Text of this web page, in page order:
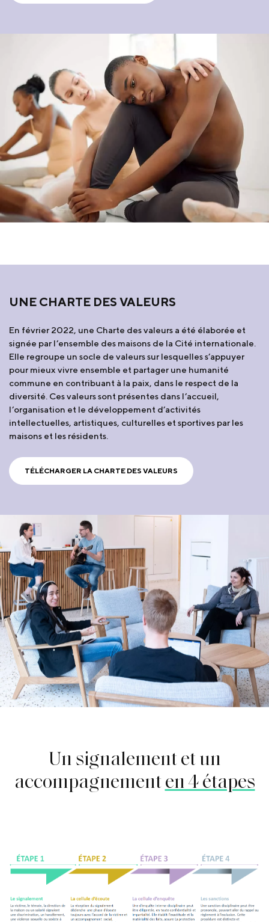
UNE CHARTE DES VALEURS
En février 2022, une Charte des valeurs a été élaborée et
signée par l’ensemble des maisons de la Cité internationale.
Elle regroupe un socle de valeurs sur lesquelles s’appuyer
pour mieux vivre ensemble et partager une humanité
commune en contribuant à la paix, dans le respect de la
diversité. Ces valeurs sont présentes dans l’accueil,
l’organisation et le développement d’activités
intellectuelles, artistiques, culturelles et sportives par les
maisons et les résidents.
TÉLÉCHARGER LA CHARTE DES VALEURS
Un signalement et un
accompagnementen 4 étapes